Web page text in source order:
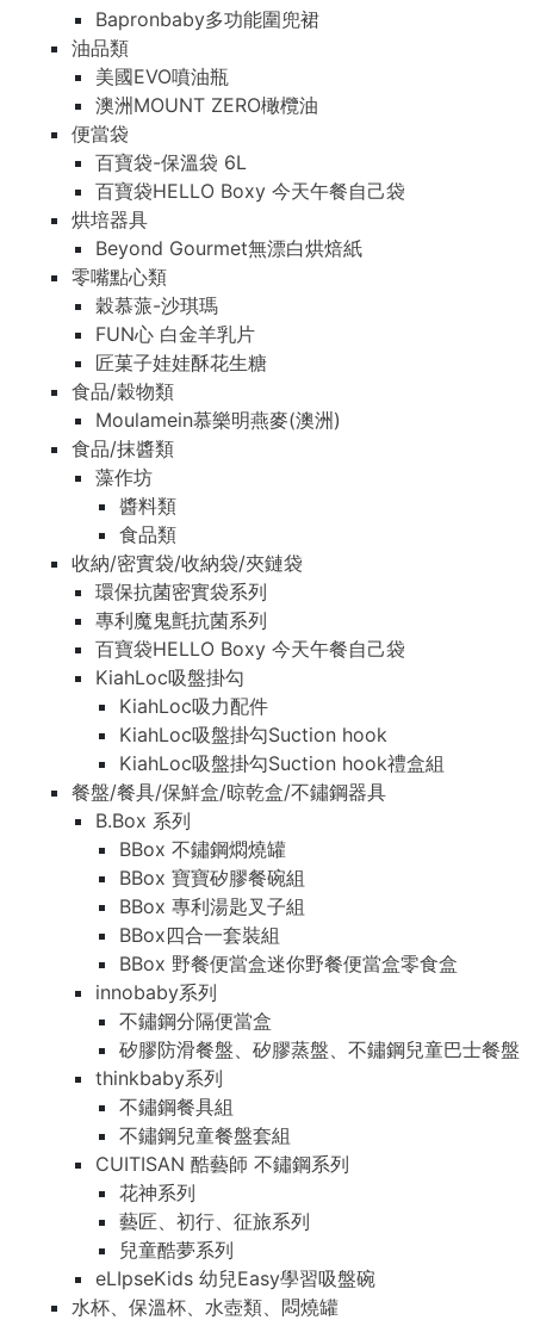
Bapronbaby多功能圍兜裙
油品類
美國EVO噴油瓶
澳洲MOUNT ZERO橄欖油
便當袋
百寶袋-保溫袋 6L
百寶袋HELLO Boxy 今天午餐自己袋
烘培器具
Beyond Gourmet無漂白烘焙紙
零嘴點心類
穀慕蒎-沙琪瑪
FUN心 白金羊乳片
匠菓子娃娃酥花生糖
食品/穀物類
Moulamein慕樂明燕麥(澳洲)
食品/抹醬類
藻作坊
醬料類
食品類
收納/密實袋/收納袋/夾鏈袋
環保抗菌密實袋系列
專利魔鬼氈抗菌系列
百寶袋HELLO Boxy 今天午餐自己袋
KiahLoc吸盤掛勾
KiahLoc吸力配件
KiahLoc吸盤掛勾Suction hook
KiahLoc吸盤掛勾Suction hook禮盒組
餐盤/餐具/保鮮盒/晾乾盒/不鏽鋼器具
B.Box 系列
BBox 不鏽鋼燜燒罐
BBox 寶寶矽膠餐碗組
BBox 專利湯匙叉子組
BBox四合一套裝組
BBox 野餐便當盒迷你野餐便當盒零食盒
innobaby系列
不鏽鋼分隔便當盒
矽膠防滑餐盤、矽膠蒸盤、不鏽鋼兒童巴士餐盤
thinkbaby系列
不鏽鋼餐具組
不鏽鋼兒童餐盤套組
CUITISAN 酷藝師 不鏽鋼系列
花神系列
藝匠、初行、征旅系列
兒童酷夢系列
eLIpseKids 幼兒Easy學習吸盤碗
水杯、保溫杯、水壺類、悶燒罐